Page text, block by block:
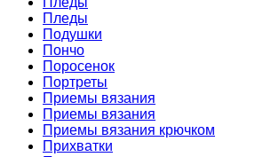
Пледы
Подушки
Пончо
Поросенок
Портреты
Приемы вязания
Приемы вязания
Приемы вязания крючком
Прихватки